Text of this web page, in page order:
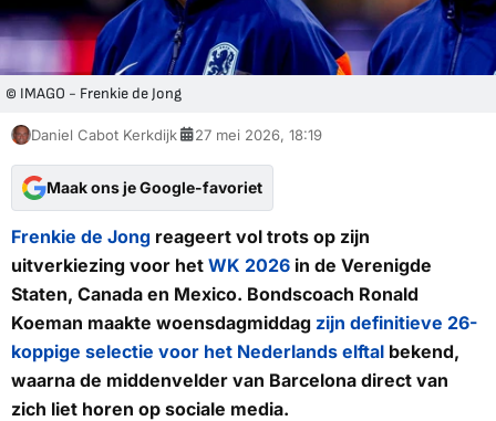
© IMAGO - Frenkie de Jong
Daniel Cabot Kerkdijk 27 mei 2026, 18:19
Maak ons je Google-favoriet
Frenkie de Jong reageert vol trots op zijn
uitverkiezing voor het WK 2026 in de Verenigde
Staten, Canada en Mexico. Bondscoach Ronald
Koeman maakte woensdagmiddag zijn definitieve 26-
koppige selectie voor het Nederlands elftal bekend,
waarna de middenvelder van Barcelona direct van
zich liet horen op sociale media.